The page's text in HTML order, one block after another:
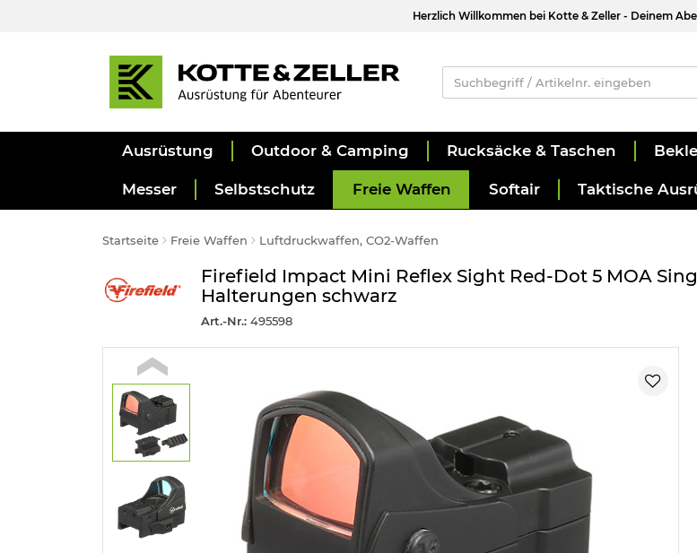
Herzlich Willkommen bei Kotte & Zeller - Deinem
Ausrüstung Outdoor & Camping Rucksäcke & Taschen
Messer Selbstschutz Freie Waffen Softair Taktische
Startseite Freie Waffen Luftdruckwaffen, CO2-Waffen
Firefield Impact Mini Reflex Sight Red-Dot 5 MOA
Halterungen schwarz
Art.-Nr.: 495598